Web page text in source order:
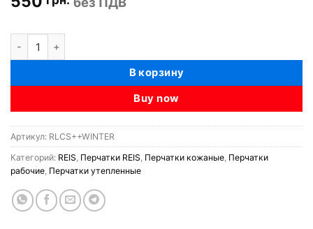
В корзину
Buy now
Артикул: RLCS++WINTER
Категорий: REIS, Перчатки REIS, Перчатки кожаные, Перчатки
рабочие, Перчатки утепленные